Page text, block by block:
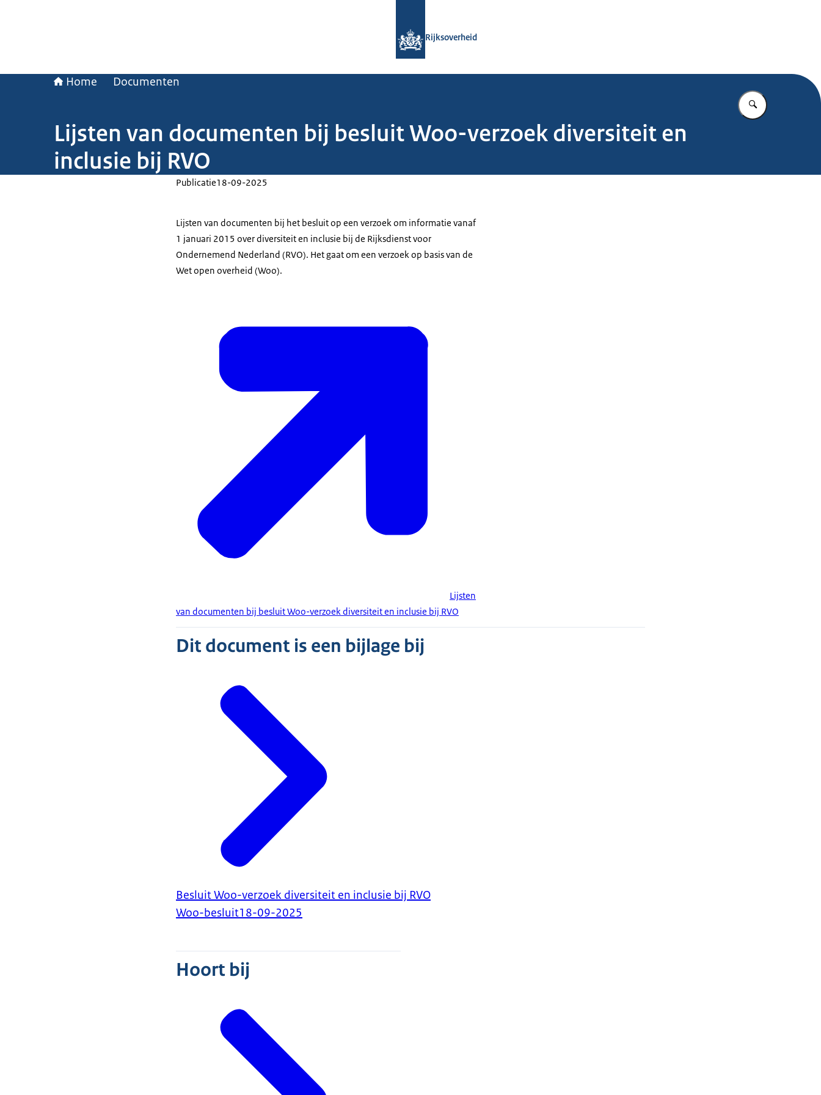
Rijksoverheid
Home Documenten
Vul in wat u
Lijsten van documenten bij besluit Woo-verzoek diversiteit en
inclusie bij RVO
Publicatie18-09-2025
Lijsten van documenten bij het besluit op een verzoek om informatie vanaf
1 januari 2015 over diversiteit en inclusie bij de Rijksdienst voor
Ondernemend Nederland (RVO). Het gaat om een verzoek op basis van de
Wet open overheid (Woo).
Lijsten
van documenten bij besluit Woo-verzoek diversiteit en inclusie bij RVO
Dit document is een bijlage bij
Besluit Woo-verzoek diversiteit en inclusie bij RVO
Woo-besluit18-09-2025
Hoort bij